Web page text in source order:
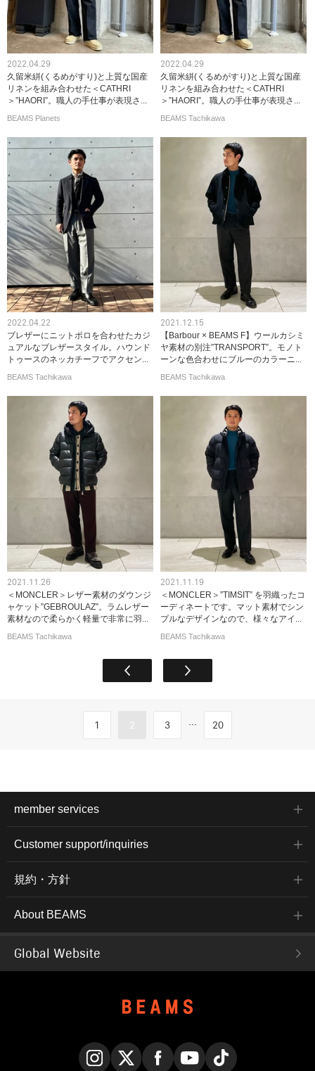
2022.04.29
久留米絣(くるめがすり)と上質な国産
リネンを組み合わせた＜CATHRI
＞”HAORI”。職人の手仕事が表現さ...
BEAMS Planets
2022.04.29
久留米絣(くるめがすり)と上質な国産
リネンを組み合わせた＜CATHRI
＞”HAORI”。職人の手仕事が表現さ...
BEAMS Tachikawa
2022.04.22
ブレザーにニットポロを合わせたカジ
ュアルなブレザースタイル。ハウンド
トゥースのネッカチーフでアクセン...
BEAMS Tachikawa
2021.12.15
【Barbour × BEAMS F】ウールカシミ
ヤ素材の別注”TRANSPORT”。モノト
ーンな色合わせにブルーのカラーニ...
BEAMS Tachikawa
2021.11.26
＜MONCLER＞レザー素材のダウンジ
ャケット”GEBROULAZ”。ラムレザー
素材なので柔らかく軽量で非常に羽...
BEAMS Tachikawa
2021.11.19
＜MONCLER＞”TIMSIT” を羽織ったコ
ーディネートです。マット素材でシン
プルなデザインなので、様々なアイ...
BEAMS Tachikawa
1 2 3 ... 20
member services
Customer support/inquiries
規約・方針
About BEAMS
Global Website